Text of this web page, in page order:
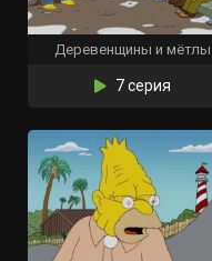
Деревенщины и мётлы
7 серия